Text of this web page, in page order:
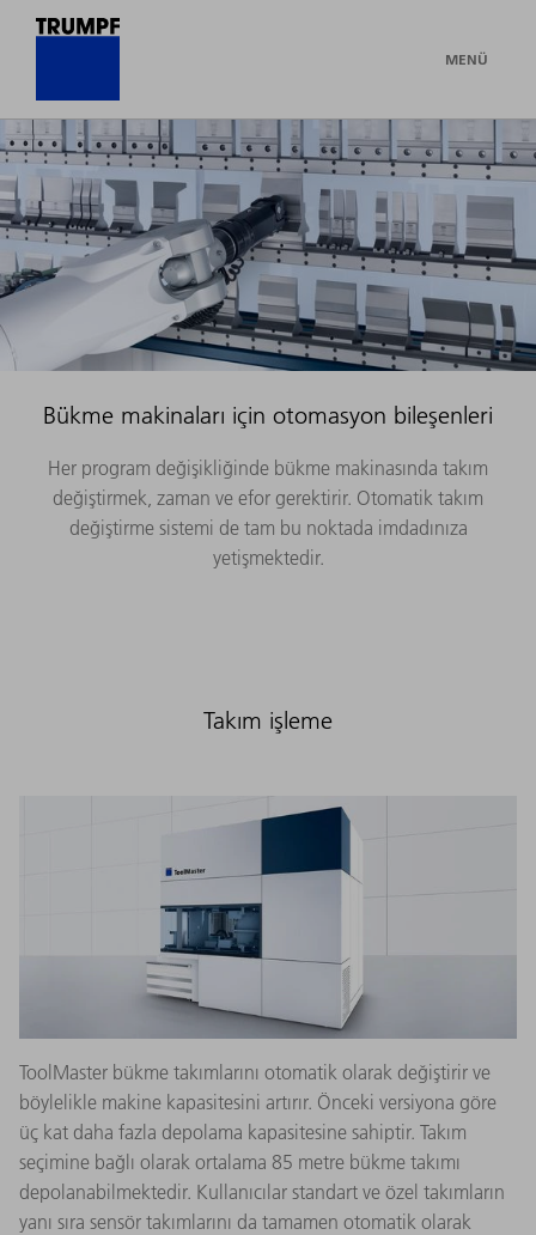
MENÜ
Bükme makinaları için otomasyon bileşenleri
Her program değişikliğinde bükme makinasında takım
değiştirmek, zaman ve efor gerektirir. Otomatik takım
değiştirme sistemi de tam bu noktada imdadınıza
yetişmektedir.
Takım işleme
ToolMaster bükme takımlarını otomatik olarak değiştirir ve
böylelikle makine kapasitesini artırır. Önceki versiyona göre
üç kat daha fazla depolama kapasitesine sahiptir. Takım
seçimine bağlı olarak ortalama 85 metre bükme takımı
depolanabilmektedir. Kullanıcılar standart ve özel takımların
yanı sıra sensör takımlarını da tamamen otomatik olarak